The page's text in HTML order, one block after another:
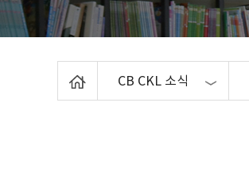
CB CKL 소식